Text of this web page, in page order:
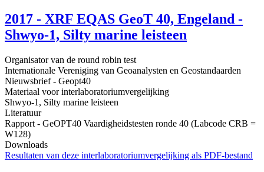
2017 - XRF EQAS GeoT 40, Engeland -
Shwyo-1, Silty marine leisteen
Organisator van de round robin test
Internationale Vereniging van Geoanalysten en Geostandaarden
Nieuwsbrief - Geopt40
Materiaal voor interlaboratoriumvergelijking
Shwyo-1, Silty marine leisteen
Literatuur
Rapport - GeOPT40 Vaardigheidstesten ronde 40 (Labcode CRB =
W128)
Downloads
Resultaten van deze interlaboratoriumvergelijking als PDF-bestand